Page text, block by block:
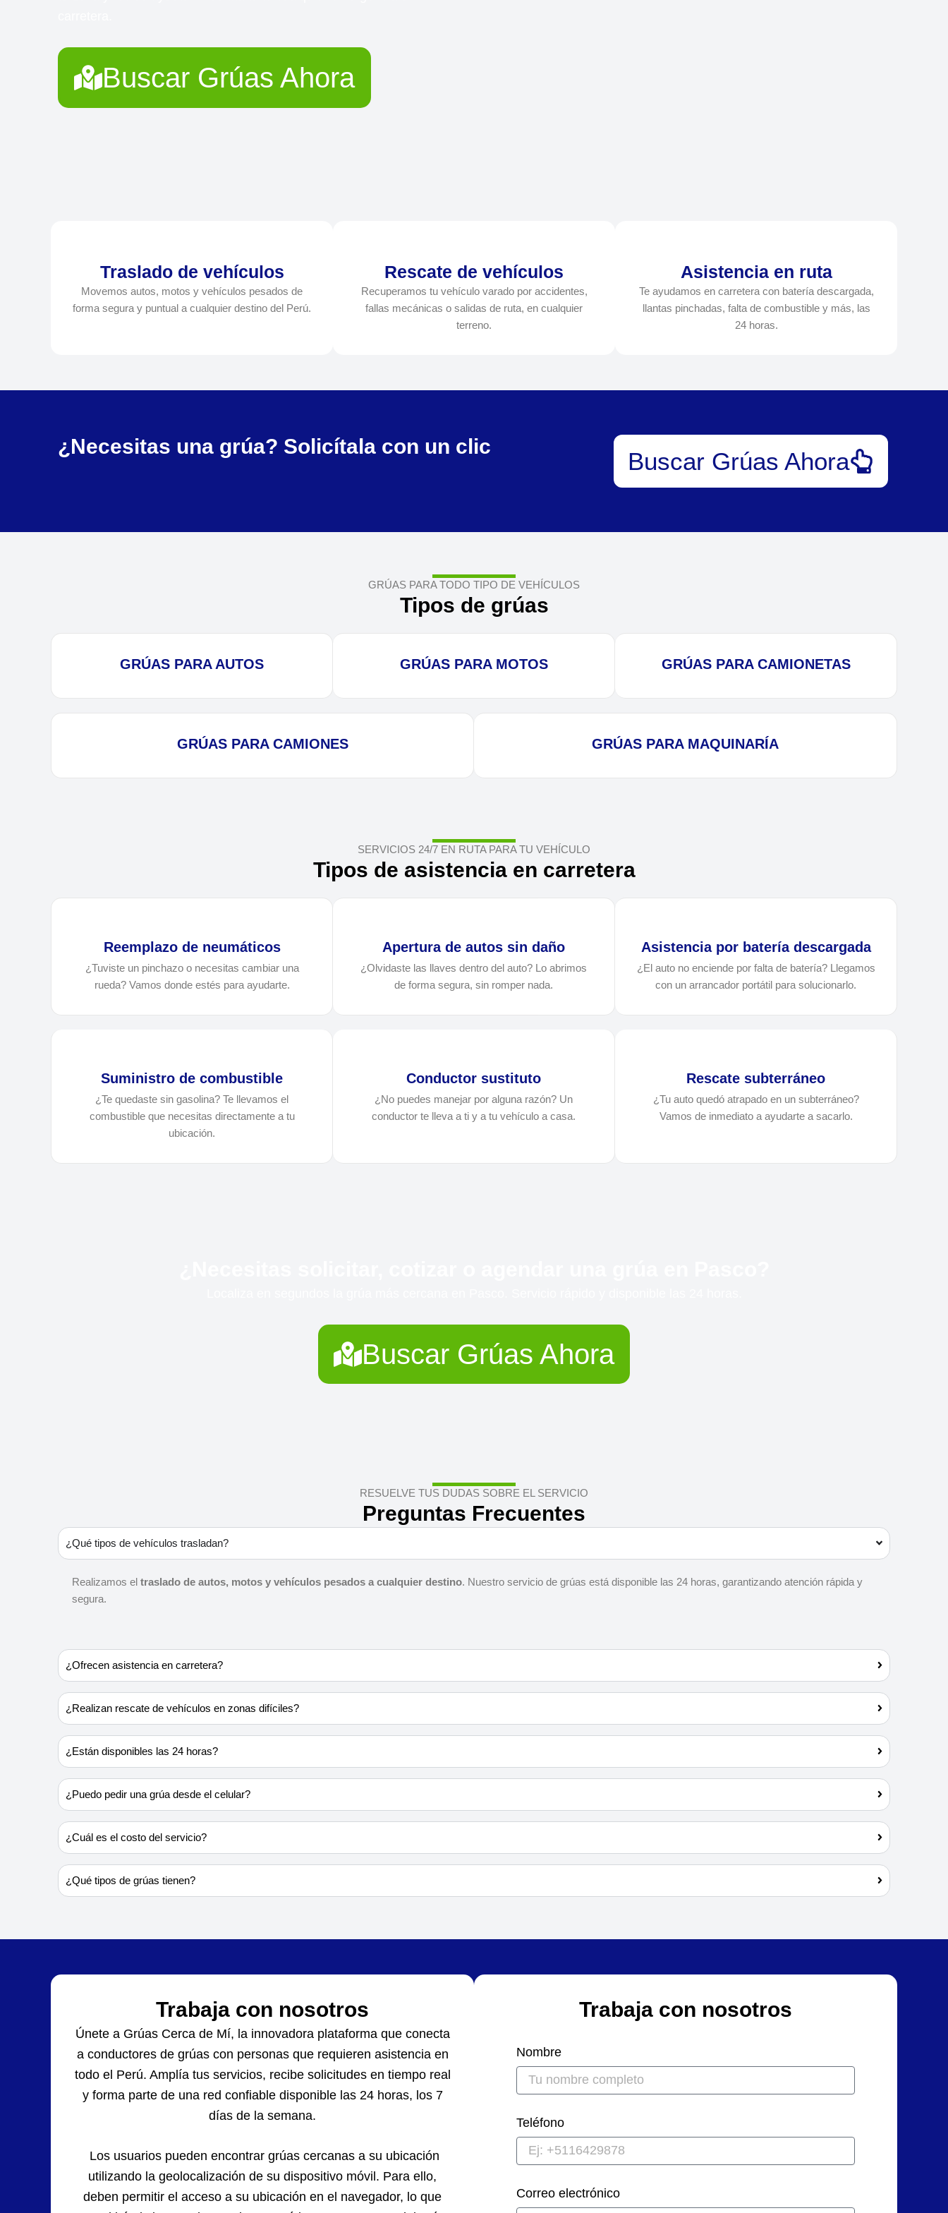
Buscar Grúas Ahora
Traslado de vehículos
Movemos autos, motos y vehículos pesados de
forma segura y puntual a cualquier destino del Perú.
Rescate de vehículos
Recuperamos tu vehículo varado por accidentes,
fallas mecánicas o salidas de ruta, en cualquier
terreno.
Asistencia en ruta
Te ayudamos en carretera con batería descargada,
llantas pinchadas, falta de combustible y más, las
24 horas.
¿Necesitas una grúa? Solicítala con un clic
Buscar Grúas Ahora
GRÚAS PARA TODO TIPO DE VEHÍCULOS
Tipos de grúas
GRÚAS PARA AUTOS GRÚAS PARA MOTOS GRÚAS PARA CAMIONETAS
GRÚAS PARA CAMIONES GRÚAS PARA MAQUINARÍA
SERVICIOS 24/7 EN RUTA PARA TU VEHÍCULO
Tipos de asistencia en carretera
Reemplazo de neumáticos
¿Tuviste un pinchazo o necesitas cambiar una
rueda? Vamos donde estés para ayudarte.
Apertura de autos sin daño
¿Olvidaste las llaves dentro del auto? Lo abrimos
de forma segura, sin romper nada.
Asistencia por batería descargada
¿El auto no enciende por falta de batería? Llegamos
con un arrancador portátil para solucionarlo.
Suministro de combustible
¿Te quedaste sin gasolina? Te llevamos el
combustible que necesitas directamente a tu
ubicación.
Conductor sustituto
¿No puedes manejar por alguna razón? Un
conductor te lleva a ti y a tu vehículo a casa.
Rescate subterráneo
¿Tu auto quedó atrapado en un subterráneo?
Vamos de inmediato a ayudarte a sacarlo.
Buscar Grúas Ahora
RESUELVE TUS DUDAS SOBRE EL SERVICIO
Preguntas Frecuentes
¿Qué tipos de vehículos trasladan?
Realizamos el traslado de autos, motos y vehículos pesados a cualquier destino. Nuestro servicio de grúas está disponible las 24 horas, garantizando atención rápida y
segura.
¿Ofrecen asistencia en carretera?
¿Realizan rescate de vehículos en zonas difíciles?
¿Están disponibles las 24 horas?
¿Puedo pedir una grúa desde el celular?
¿Cuál es el costo del servicio?
¿Qué tipos de grúas tienen?
Trabaja con nosotros
Únete a Grúas Cerca de Mí, la innovadora plataforma que conecta
a conductores de grúas con personas que requieren asistencia en
todo el Perú. Amplía tus servicios, recibe solicitudes en tiempo real
y forma parte de una red confiable disponible las 24 horas, los 7
días de la semana.
Los usuarios pueden encontrar grúas cercanas a su ubicación
utilizando la geolocalización de su dispositivo móvil. Para ello,
deben permitir el acceso a su ubicación en el navegador, lo que
Trabaja con nosotros
Nombre
Teléfono
Correo electrónico